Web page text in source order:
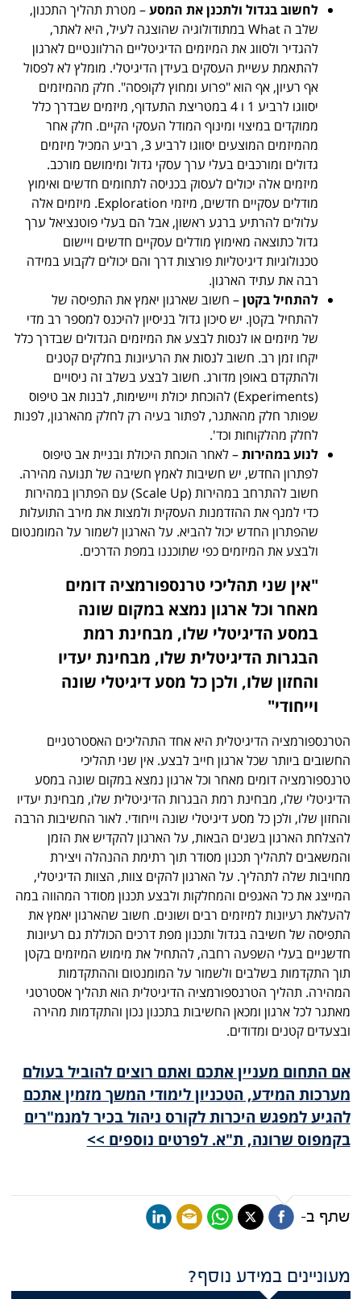
לחשוב בגדול ולתכנן את המסע– מטרת תהליך התכנון,
שלב ה What במתודולוגיה שהוצגה לעיל, היא לאתר,
להגדיר ולסווג את המיזמים הדיגיטליים הרלוונטיים לארגון
להתאמת עשיית העסקים בעידן הדיגיטלי. מומלץ לא לפסול
אף רעיון, אף הוא "פרוע ומחוץ לקופסה". חלק מהמיזמים
יסווגו לרביע 1 ו 4 במטריצת התעדוף, מיזמים שבדרך כלל
ממוקדים במיצוי ומינוף המודל העסקי הקיים. חלק אחר
מהמיזמים המוצעים יסווגו לרביע 3, רביע המכיל מיזמים
גדולים ומורכבים בעלי ערך עסקי גדול ומימושם מורכב.
מיזמים אלה יכולים לעסוק בכניסה לתחומים חדשים ואימוץ
מודלים עסקיים חדשים, מיזמי Exploration. מיזמים אלה
עלולים להרתיע ברגע ראשון, אבל הם בעלי פוטנציאל ערך
גדול כתוצאה מאימוץ מודלים עסקיים חדשים ויישום
טכנולוגיות דיגיטליות פורצות דרך והם יכולים לקבוע במידה
רבה את עתיד הארגון.
להתחיל בקטן– חשוב שארגון יאמץ את התפיסה של
להתחיל בקטן. יש סיכון גדול בניסיון להיכנס למספר רב מדי
של מיזמים או לנסות לבצע את המיזמים הגדולים שבדרך כלל
יקחו זמן רב. חשוב לנסות את הרעיונות בחלקים קטנים
ולהתקדם באופן מדורג. חשוב לבצע בשלב זה ניסויים
(Experiments) להוכחת יכולת ויישימות, לבנות אב טיפוס
שפותר חלק מהאתגר, לפתור בעיה רק לחלק מהארגון, לפנות
לחלק מהלקוחות וכד'.
לנוע במהירות– לאחר הוכחת היכולת ובניית אב טיפוס
לפתרון החדש, יש חשיבות לאמץ חשיבה של תנועה מהירה.
חשוב להתרחב במהירות (Scale Up) עם הפתרון במהירות
כדי למנף את ההזדמנות העסקית ולמצות את מירב התועלות
שהפתרון החדש יכול להביא. על הארגון לשמור על המומנטום
ולבצע את המיזמים כפי שתוכננו במפת הדרכים.
"אין שני תהליכי טרנספורמציה דומים
מאחר וכל ארגון נמצא במקום שונה
במסע הדיגיטלי שלו, מבחינת רמת
הבגרות הדיגיטלית שלו, מבחינת יעדיו
והחזון שלו, ולכן כל מסע דיגיטלי שונה
וייחודי"
הטרנספורמציה הדיגיטלית היא אחד התהליכים האסטרטגיים
החשובים ביותר שכל ארגון חייב לבצע. אין שני תהליכי
טרנספורמציה דומים מאחר וכל ארגון נמצא במקום שונה במסע
הדיגיטלי שלו, מבחינת רמת הבגרות הדיגיטלית שלו, מבחינת יעדיו
והחזון שלו, ולכן כל מסע דיגיטלי שונה וייחודי. לאור החשיבות הרבה
להצלחת הארגון בשנים הבאות, על הארגון להקדיש את הזמן
והמשאבים לתהליך תכנון מסודר תוך רתימת ההנהלה ויצירת
מחויבות שלה לתהליך. על הארגון להקים צוות, הצוות הדיגיטלי,
המייצג את כל האגפים והמחלקות ולבצע תכנון מסודר המהווה במה
להעלאת רעיונות למיזמים רבים ושונים. חשוב שהארגון יאמץ את
התפיסה של חשיבה בגדול ותכנון מפת דרכים הכוללת גם רעיונות
חדשניים בעלי השפעה רחבה, להתחיל את מימוש המיזמים בקטן
תוך התקדמות בשלבים ולשמור על המומנטום וההתקדמות
המהירה. תהליך הטרנספורמציה הדיגיטלית הוא תהליך אסטרטגי
מאתגר לכל ארגון ומכאן החשיבות בתכנון נכון והתקדמות מהירה
ובצעדים קטנים ומדודים.
אם התחום מעניין אתכם ואתם רוצים להוביל בעולם
מערכות המידע, הטכניון לימודי המשך מזמין אתכם
להגיע למפגש היכרות לקורס ניהול בכיר למנמ"רים
בקמפוס שרונה, ת"א. לפרטים נוספים >>
שתף ב-
מעוניינים במידע נוסף?